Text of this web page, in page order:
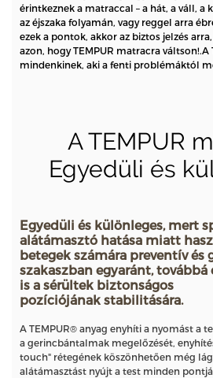
érintkeznek a matraccal – a hát, a váll, a
az éjszaka folyamán, vagy reggel arra
ezek a pontok, akkor az biztos jelzés
azon, hogy TEMPUR matracra váltson!.A
mindenkinek, aki a fenti problémáktól
A TEMPUR
Egyedüli és
Egyedüli és különleges, mert
alátámasztó hatása miatt
betegek számára preventív és
szakaszban egyaránt,
is a sérültek biztonságos
pozíciójának stabilitására.
A TEMPUR® anyag enyhíti a nyomást a
a gerincbántalmak megelőzését,
touch" rétegének köszönhetően még
alátámasztást nyújt a test minden